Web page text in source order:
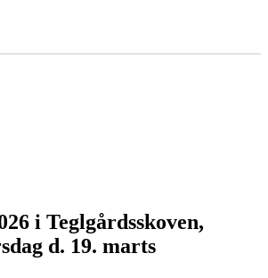
i Teglgårdsskoven,
d. 19. marts